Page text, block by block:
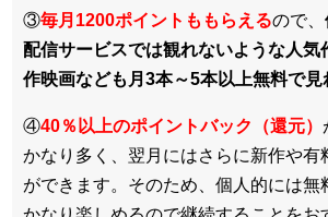
③毎月1200ポイントももらえるので、
配信サービスでは観れないような人気
作映画なども月3本～5本以上無料で見
④40％以上のポイントバック（還元）
かなり多く、翌月にはさらに新作や有
ができます。そのため、個人的には無